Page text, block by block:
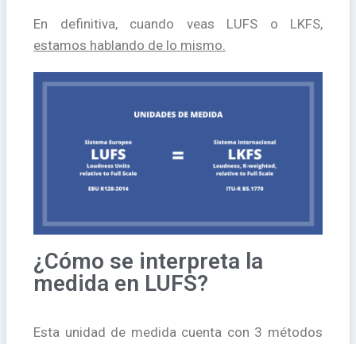
En definitiva, cuando veas LUFS o LKFS,
estamos hablando de lo mismo.
¿Cómo se interpreta la
medida en LUFS?
Esta unidad de medida cuenta con 3 métodos